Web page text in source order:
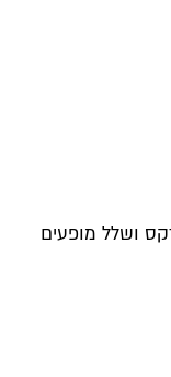
ושלל מופעים